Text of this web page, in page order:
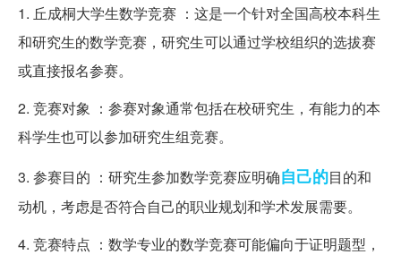
1. 丘成桐大学生数学竞赛 ：这是一个针对全国高校本科生
和研究生的数学竞赛，研究生可以通过学校组织的选拔赛
或直接报名参赛。
2. 竞赛对象 ：参赛对象通常包括在校研究生，有能力的本
科学生也可以参加研究生组竞赛。
3. 参赛目的 ：研究生参加数学竞赛应明确自己的目的和
动机，考虑是否符合自己的职业规划和学术发展需要。
4. 竞赛特点 ：数学专业的数学竞赛可能偏向于证明题型，